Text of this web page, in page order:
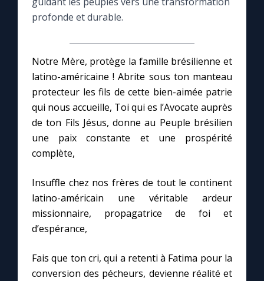
Le site internet
Questions-réponses
Prier au quotidien
L'Évangile chaque jour
Les premiers samedis du mois
Marie qui défait les nœuds
profonde et durable.
Notre Mère, protège la famille brésilienne et
latino-américaine ! Abrite sous ton manteau
protecteur les fils de cette bien-aimée patrie
qui nous accueille, Toi qui es l’Avocate auprès
de ton Fils Jésus, donne au Peuple brésilien
une paix constante et une prospérité
complète,
Insuffle chez nos frères de tout le continent
latino-américain une véritable ardeur
missionnaire, propagatrice de foi et
d’espérance,
Fais que ton cri, qui a retenti à Fatima pour la
conversion des pécheurs, devienne réalité et